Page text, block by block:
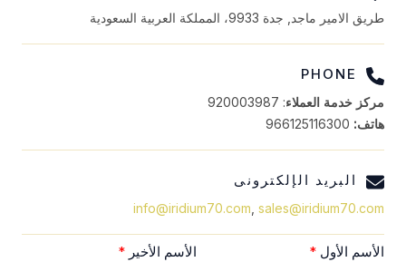
طريق الامير ماجد, جدة 9933، المملكة العربية السعودية
PHONE
مركز خدمة العملاء: 920003987
هاتف:
البريد الإلكترونى
info@iridium70.com sales@iridium70.com
الأسم الأول الأسم الأخير